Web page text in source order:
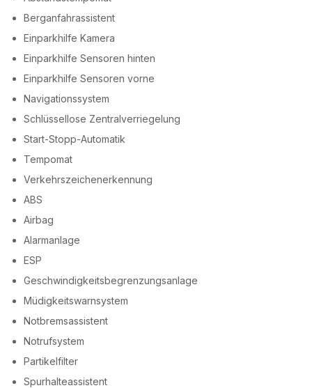
Berganfahrassistent
Einparkhilfe Kamera
Einparkhilfe Sensoren hinten
Einparkhilfe Sensoren vorne
Navigationssystem
Schlüssellose Zentralverriegelung
Start-Stopp-Automatik
Tempomat
Verkehrszeichenerkennung
ABS
Airbag
Alarmanlage
ESP
Geschwindigkeitsbegrenzungsanlage
Müdigkeitswarnsystem
Notbremsassistent
Notrufsystem
Partikelfilter
Spurhalteassistent